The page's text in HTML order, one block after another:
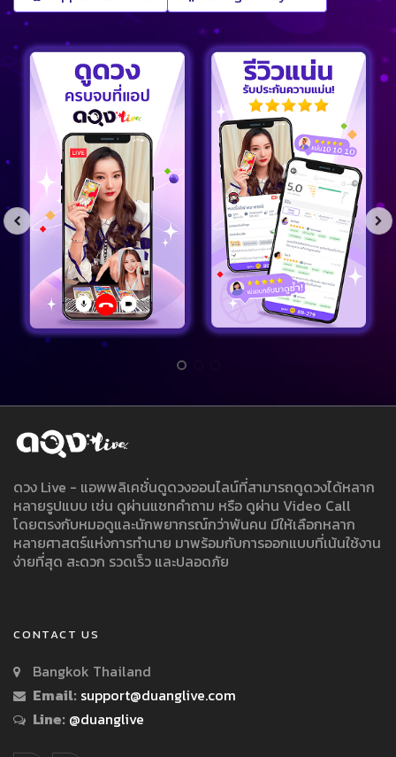
ดวง Live - แอพพลิเคชั่นดูดวงออนไลน์ที่สามารถดูดวงได้หลาก
หลายรูปแบบ เช่น ดูผ่านแชทคำถาม หรือ ดูผ่าน Video Call
โดยตรงกับหมอดูและนักพยากรณ์กว่าพันคน มีให้เลือกหลาก
หลายศาสตร์แห่งการทำนาย มาพร้อมกับการออกแบบที่เน้นใช้งาน
ง่ายที่สุด สะดวก รวดเร็ว และปลอดภัย
CONTACT US
Bangkok Thailand
Email: support@duanglive.com
Line: @duanglive